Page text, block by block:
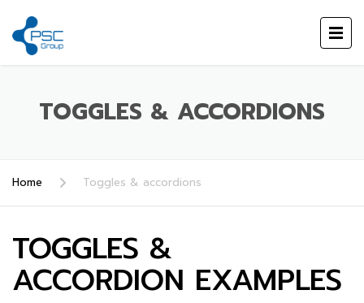
TOGGLES & ACCORDIONS
Home Toggles & accordions
TOGGLES &
ACCORDION EXAMPLES